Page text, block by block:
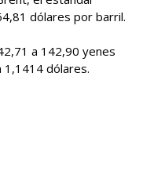
dólares por barril.
a 142,90 yenes
1,1414 dólares.